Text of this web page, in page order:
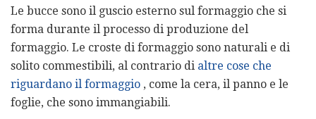
Le bucce sono il guscio esterno sul formaggio che si
forma durante il processo di produzione del
formaggio. Le croste di formaggio sono naturali e di
solito commestibili, al contrario di altre cose che
riguardano il formaggio , come la cera, il panno e le
foglie, che sono immangiabili.